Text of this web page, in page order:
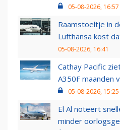
05-08-2026, 16:57
Raamstoeltje in
Lufthansa kost
05-08-2026, 16:41
Cathay Pacific
A350F maanden
05-08-2026, 15:25
El Al noteert
minder